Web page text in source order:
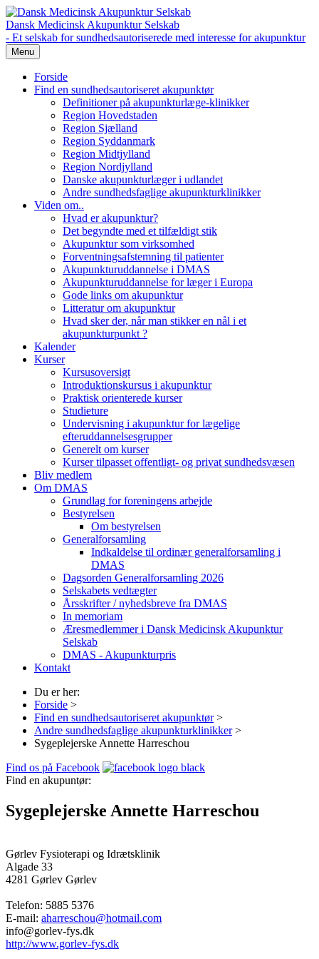
Dansk Medicinsk Akupunktur Selskab
- Et selskab for sundhedsautoriserede med interesse for akupunktur
Menu
Forside
Find en sundhedsautoriseret akupunktør
Definitioner på akupunkturlæge-klinikker
Region Hovedstaden
Region Sjælland
Region Syddanmark
Region Midtjylland
Region Nordjylland
Danske akupunkturlæger i udlandet
Andre sundhedsfaglige akupunkturklinikker
Viden om..
Hvad er akupunktur?
Det begyndte med et tilfældigt stik
Akupunktur som virksomhed
Forventningsafstemning til patienter
Akupunkturuddannelse i DMAS
Akupunkturuddannelse for læger i Europa
Gode links om akupunktur
Litteratur om akupunktur
Hvad sker der, når man stikker en nål i et
akupunkturpunkt ?
Kalender
Kurser
Kursusoversigt
Introduktionskursus i akupunktur
Praktisk orienterede kurser
Studieture
Undervisning i akupunktur for lægelige
efteruddannelsesgrupper
Generelt om kurser
Kurser tilpasset offentligt- og privat sundhedsvæsen
Bliv medlem
Om DMAS
Grundlag for foreningens arbejde
Bestyrelsen
Om bestyrelsen
Generalforsamling
Indkaldelse til ordinær generalforsamling i
DMAS
Dagsorden Generalforsamling 2026
Selskabets vedtægter
Årsskrifter / nyhedsbreve fra DMAS
In memoriam
Æresmedlemmer i Dansk Medicinsk Akupunktur
Selskab
DMAS - Akupunkturpris
Kontakt
Du er her:
Forside >
Find en sundhedsautoriseret akupunktør >
Andre sundhedsfaglige akupunkturklinikker >
Sygeplejerske Annette Harreschou
Find os på Facebook
Find en akupuntør:
Sygeplejerske Annette Harreschou
Gørlev Fysioterapi og Idrætsklinik
Algade 33
4281 Gørlev Gørlev
Telefon: 5885 5376
E-mail: aharreschou@hotmail.com
info@gorlev-fys.dk
http://www.gorlev-fys.dk